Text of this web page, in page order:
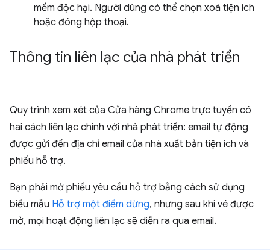
mềm độc hại. Người dùng có thể chọn xoá tiện ích
hoặc đóng hộp thoại.
Thông tin liên lạc của nhà phát triển
Quy trình xem xét của Cửa hàng Chrome trực tuyến có
hai cách liên lạc chính với nhà phát triển: email tự động
được gửi đến địa chỉ email của nhà xuất bản tiện ích và
phiếu hỗ trợ.
Bạn phải mở phiếu yêu cầu hỗ trợ bằng cách sử dụng
biểu mẫu Hỗ trợ một điểm dừng, nhưng sau khi vé được
mở, mọi hoạt động liên lạc sẽ diễn ra qua email.